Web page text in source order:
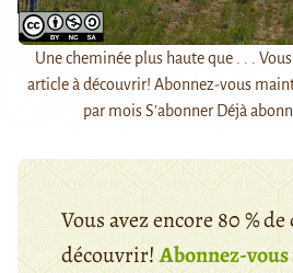
Une cheminée plus haute que . . .
article à découvrir! Abonnez-vous
par mois S’abonner Déjà
Vous avez encore 80 %
découvrir!Abonnez-